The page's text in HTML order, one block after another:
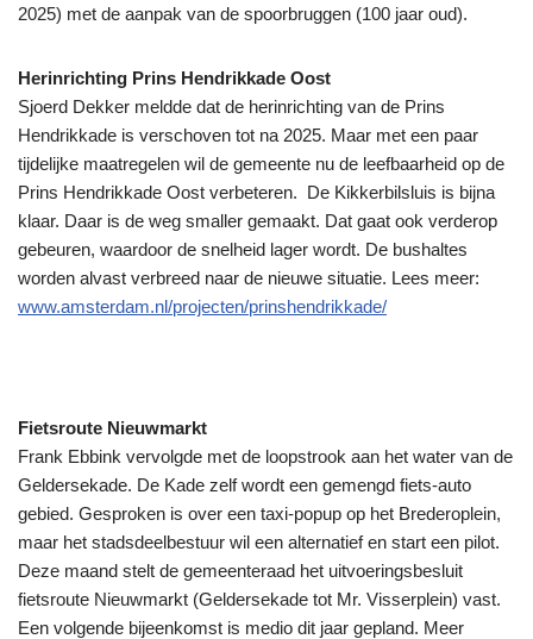
2025) met de aanpak van de spoorbruggen (100 jaar oud).
Herinrichting Prins Hendrikkade Oost
Sjoerd Dekker meldde dat de herinrichting van de Prins
Hendrikkade is verschoven tot na 2025. Maar met een paar
tijdelijke maatregelen wil de gemeente nu de leefbaarheid op de
Prins Hendrikkade Oost verbeteren. De Kikkerbilsluis is bijna
klaar. Daar is de weg smaller gemaakt. Dat gaat ook verderop
gebeuren, waardoor de snelheid lager wordt. De bushaltes
worden alvast verbreed naar de nieuwe situatie. Lees meer:
www.amsterdam.nl/projecten/prinshendrikkade/
Fietsroute Nieuwmarkt
Frank Ebbink vervolgde met de loopstrook aan het water van de
Geldersekade. De Kade zelf wordt een gemengd fiets-auto
gebied. Gesproken is over een taxi-popup op het Brederoplein,
maar het stadsdeelbestuur wil een alternatief en start een pilot.
Deze maand stelt de gemeenteraad het uitvoeringsbesluit
fietsroute Nieuwmarkt (Geldersekade tot Mr. Visserplein) vast.
Een volgende bijeenkomst is medio dit jaar gepland. Meer